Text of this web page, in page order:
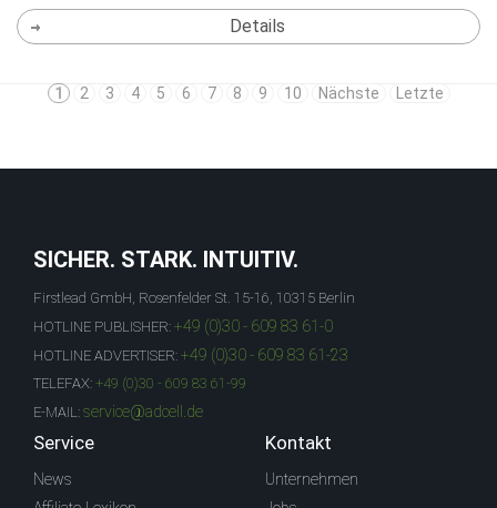
Details
1 2 3 4 5 6 7 8 9 10 Nächste Letzte
SICHER. STARK. INTUITIV.
Firstlead GmbH, Rosenfelder St. 15-16, 10315 Berlin
HOTLINE PUBLISHER: +49 (0)30 - 609 83 61-0
HOTLINE ADVERTISER: +49 (0)30 - 609 83 61-23
TELEFAX: +49 (0)30 - 609 83 61-99
E-MAIL: service@adcell.de
Service
News
Kontakt
Unternehmen